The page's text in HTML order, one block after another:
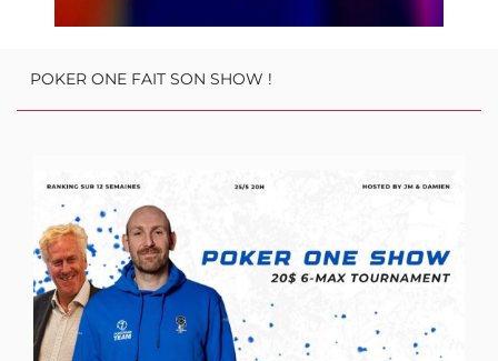
Lien :https://gg.gl/pokerone
Code : pokerone
POKER ONE FAIT SON SHOW !